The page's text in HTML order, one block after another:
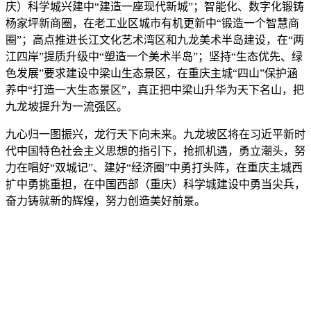
庆）科学城兴建中“建造一座现代新城”；智能化、数字化锻铸
杨家坪新商圈，在老工业区城市有机更新中“锻造一个智慧商
圈”；高点推进长江文化艺术湾区和九龙美术半岛建设，在“两
江四岸”提质升级中“塑造一个美术半岛”；坚持“生态优先、绿
色发展”要求建设中梁山生态景区，在重庆主城“四山”保护涵
养中“打造一大生态景区”，真正把中梁山升华为天下名山，把
九龙坡提升为一流强区。
九心归一图振兴，龙行天下向未来。九龙坡区将在习近平新时
代中国特色社会主义思想的指引下，抢抓机遇，勇立潮头，努
力在唱好“双城记”、建好“经济圈”中勇打头阵，在重庆主城西
扩中勇挑重担，在中国西部（重庆）科学城建设中勇当尖兵，
奋力铸就新的辉煌，努力创造美好前景。